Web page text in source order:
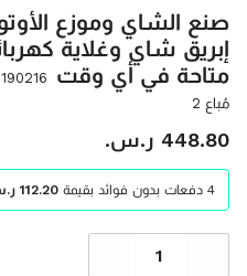
صنع الشاي وموزع
إبريق شاي وغلاية
متاحة في أي وقت
مُباع 2
‫448.80 ر.س.‬
4 دفعات بدون فوائد بقيمة ‫112.20 ر.س.‬ / شهر